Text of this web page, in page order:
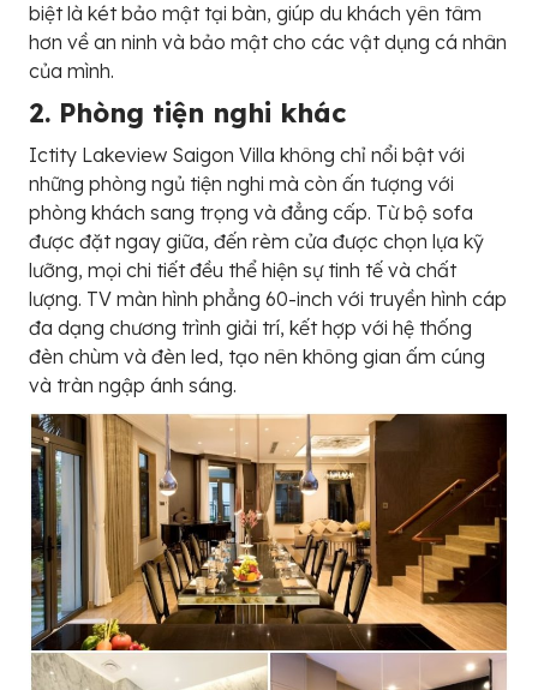
biệt là két bảo mật tại bàn, giúp du khách yên tâm
hơn về an ninh và bảo mật cho các vật dụng cá nhân
của mình.
2. Phòng tiện nghi khác
Ictity Lakeview Saigon Villa không chỉ nổi bật với
những phòng ngủ tiện nghi mà còn ấn tượng với
phòng khách sang trọng và đẳng cấp. Từ bộ sofa
được đặt ngay giữa, đến rèm cửa được chọn lựa kỹ
lưỡng, mọi chi tiết đều thể hiện sự tinh tế và chất
lượng. TV màn hình phẳng 60-inch với truyền hình cáp
đa dạng chương trình giải trí, kết hợp với hệ thống
đèn chùm và đèn led, tạo nên không gian ấm cúng
và tràn ngập ánh sáng.